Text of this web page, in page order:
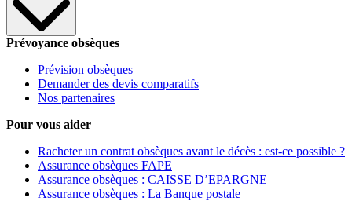
Prévoyance obsèques
Prévision obsèques
Demander des devis comparatifs
Nos partenaires
Pour vous aider
Racheter un contrat obsèques avant le décès : est-ce possible ?
Assurance obsèques FAPE
Assurance obsèques : CAISSE D’EPARGNE
Assurance obsèques : La Banque postale